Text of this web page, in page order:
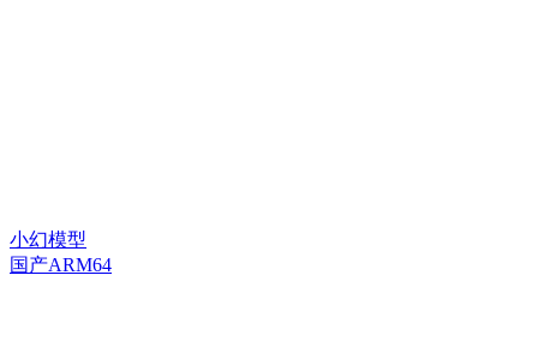
小幻模型
国产ARM64